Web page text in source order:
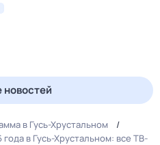
в Гусь-Хрустальном
в Гусь-Хрустальном: все ТВ-